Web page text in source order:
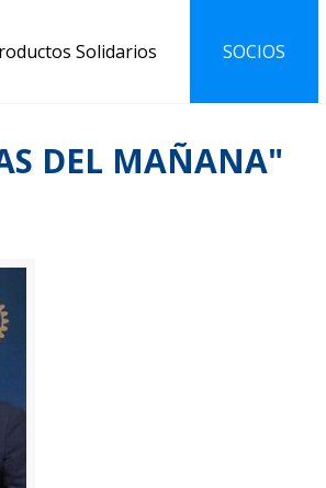
Solidarios SOCIOS
DEL MAÑANA"